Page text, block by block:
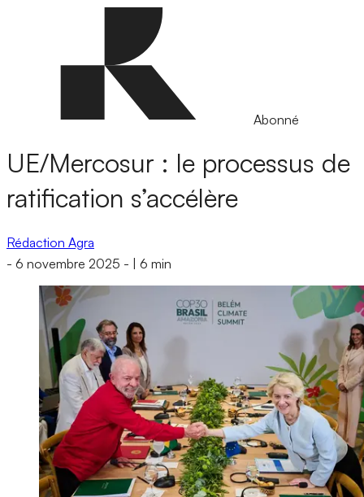
Abonné
UE/Mercosur : le processus de
ratification s’accélère
Rédaction Agra
- 6 novembre 2025 - 6 min